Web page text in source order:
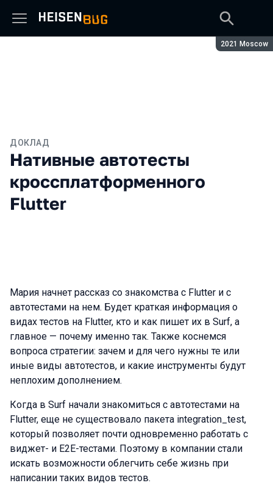
Сезон:
2021 Moscow
ДОКЛАД
Нативные автотесты
кроссплатформенного
Flutter
Мария начнет рассказ со знакомства с Flutter и с
автотестами на нем. Будет краткая информация о
видах тестов на Flutter, кто и как пишет их в Surf, а
главное — почему именно так. Также коснемся
вопроса стратегии: зачем и для чего нужны те или
иные виды автотестов, и какие инструменты будут
неплохим дополнением.
Когда в Surf начали знакомиться с автотестами на
Flutter, еще не существовало пакета integration_test,
который позволяет почти одновременно работать с
виджет- и E2E-тестами. Поэтому в компании стали
искать возможности облегчить себе жизнь при
написании таких видов тестов.